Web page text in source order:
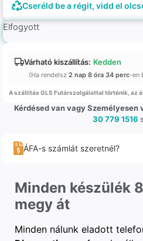
Cseréld be a régit, vidd el
Elfogyott
Várható kiszállítás: Kedden
(Ha rendelsz 2 nap 8 óra 34 perc-en
A szállítás GLS Futárszolgálattal történik, az
Kérdésed van vagy Személyesen
30 779 1516
ÁFA-s számlát szeretnél?
Minden készülék
megy át
Minden nálunk eladott